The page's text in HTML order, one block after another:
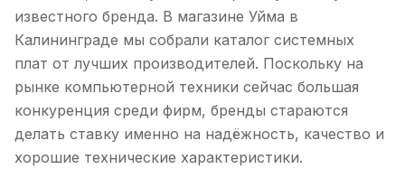
известного бренда. В магазине Уйма в
Калининграде мы собрали каталог системных
плат от лучших производителей. Поскольку на
рынке компьютерной техники сейчас большая
конкуренция среди фирм, бренды стараются
делать ставку именно на надёжность, качество и
хорошие технические характеристики.